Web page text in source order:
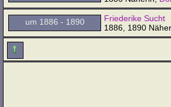
um 1886 - 1890
Friederike Sucht
1886, 1890